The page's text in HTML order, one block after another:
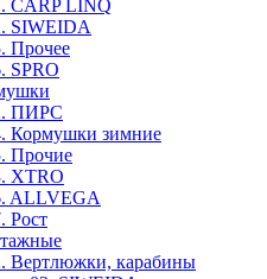
CARP LINQ
SIWEIDA
Прочее
SPRO
ПИРС
Кормушки зимние
Прочие
XTRO
ALLVEGA
Рост
Вертлюжки, карабины